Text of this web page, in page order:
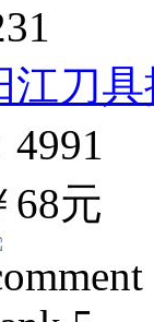
江刀
4991
68元